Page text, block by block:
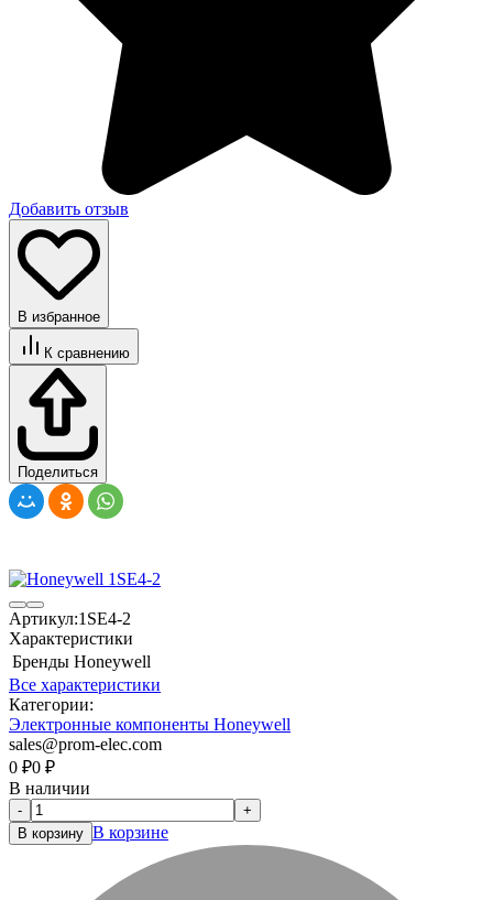
Добавить отзыв
В избранное
К сравнению
Поделиться
Артикул:1SE4-2
Характеристики
Бренды Honeywell
Все характеристики
Категории:
Электронные компоненты Honeywell
sales@prom-elec.com
0 ₽0 ₽
В наличии
-
+
В корзину В корзине